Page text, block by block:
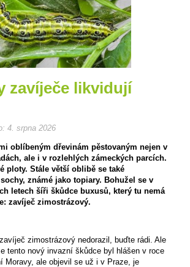
zavíječe likvidují
4. srpna 2026
oblíbeným dřevinám pěstovaným nejen v
ale i v rozlehlých zámeckých parcích.
ploty. Stále větší oblibě se také
známé jako topiary. Bohužel se v
letech šíři škůdce buxusů, který tu nemá
zavíječ zimostrázový.
zimostrázový nedorazil, buďte rádi. Ale
tento nový invazní škůdce byl hlášen v roce
Moravy, ale objevil se už i v Praze, je